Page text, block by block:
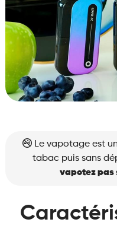
Le vapotage est
tabac puis sans
vapotez pas